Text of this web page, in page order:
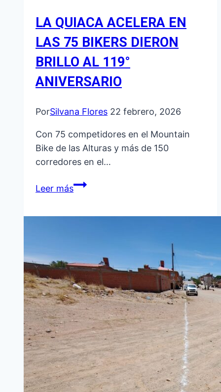
LA QUIACA ACELERA EN
LAS 75 BIKERS DIERON
BRILLO AL 119°
ANIVERSARIO
PorSilvana Flores 22 febrero, 2026
Con 75 competidores en el Mountain
Bike de las Alturas y más de 150
corredores en el…
Leer másLA
BIKERS
DIERON
BRILLO
AL
119°
ANIVERSARIO